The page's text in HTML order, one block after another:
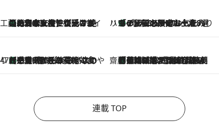
工藤まやのおもてなしハワイ
2026.8.6
【ハワイ土産】ローカルの絶大な支持で復活！ 絶品の幻クッキー《元ファンの日本人女性が受け継いだ名店》 ハワイ賢者 リサのお気に入りリスト2026.8.6
あの伝説の限定トートも！ リニューアルした「ディーン＆デルーカ ハワイ」で必須のお土産8選
47都道府県の手みやげ ひんやりスイーツで夏を満喫
2026.8.6
【三重県】この夏絶対食べたい 冷やしておいしいおやつ3選 お餅×アイスの新感覚スイーツ 齋藤 薫 美容脳ルネサンス
2026.8.6
「荷物が増えるほど旅ストレスは増す」美容ジャーナリストがたどり着いた最終結論。“化粧品を劇的に減らす”感動の凝縮美容とは
連載 TOP